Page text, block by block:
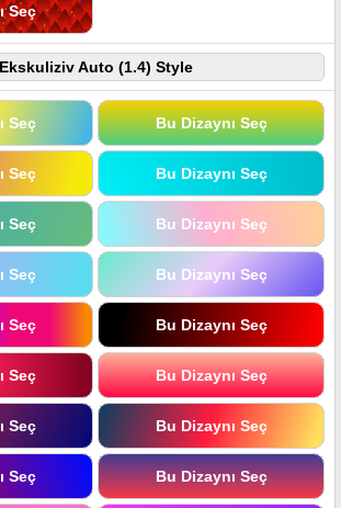
Seç
Ekskuliziv Auto (1.4) Style
Seç Bu Dizaynı Seç
Seç Bu Dizaynı Seç
Seç Bu Dizaynı Seç
Seç Bu Dizaynı Seç
Seç Bu Dizaynı Seç
Seç Bu Dizaynı Seç
Seç Bu Dizaynı Seç
Seç Bu Dizaynı Seç